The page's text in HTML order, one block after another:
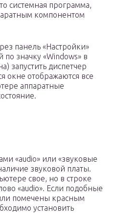
системная программа,
компонентом
панель «Настройки»
значку «Windows» в
запустить диспетчер
окне отображаются все
аппаратные
«audio» или «звуковые
звуковой платы.
свое, но в строке
«audio». Если подобные
помечены красным
установить